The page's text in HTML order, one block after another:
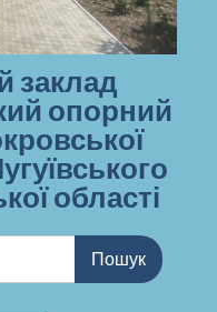
заклад
опорний
області